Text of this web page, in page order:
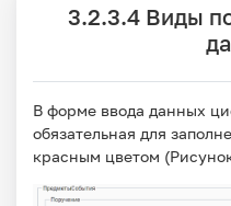
3.2.3.4 Виды
В форме ввода данных
обязательная для
красным цветом